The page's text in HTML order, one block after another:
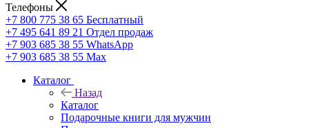
Телефоны
+7 800 775 38 65 Бесплатный
+7 495 641 89 21 Отдел продаж
+7 903 685 38 55 WhatsApp
+7 903 685 38 55 Max
Каталог
Назад
Каталог
Подарочные книги для мужчин